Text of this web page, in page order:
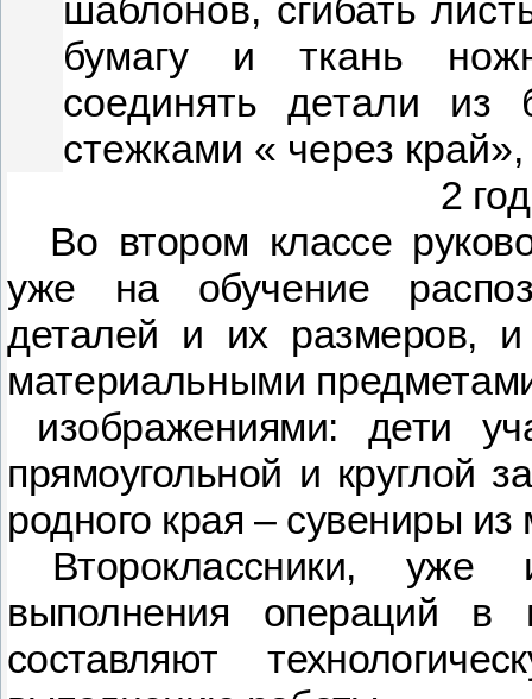
шаблонов, сгибать
бумагу и ткань
соединять детали
стежками « через
2
Во втором классе руко­
уже на обучение
деталей и их размеров,
материальными
изо­бражениями: дети
прямоугольной и круглой
родного края – сувениры из
Второклассники,
выполнения операций в
составляют